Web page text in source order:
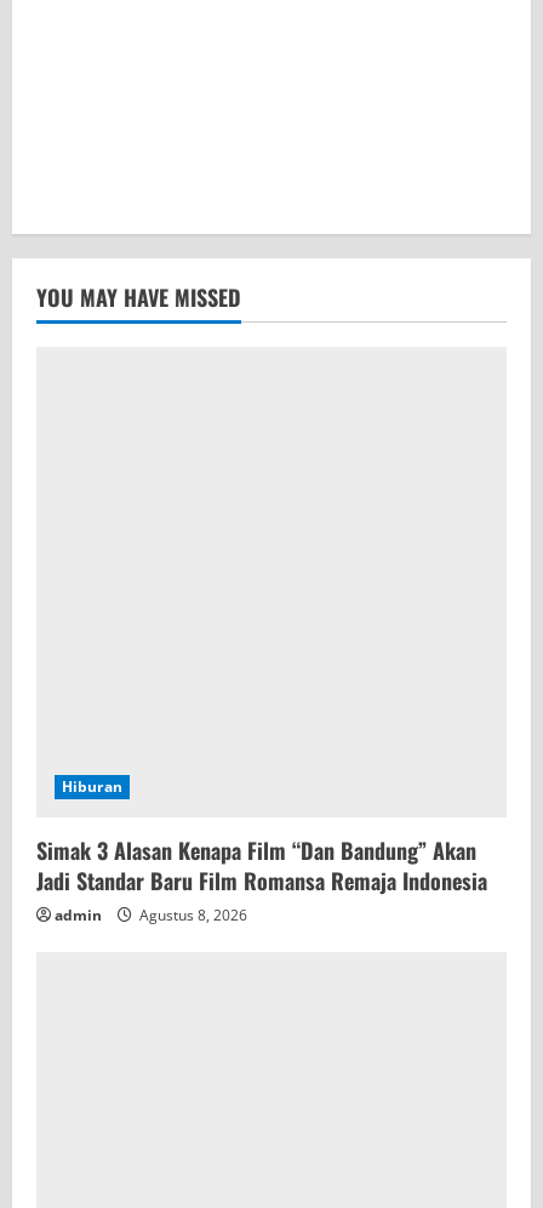
YOU MAY HAVE MISSED
Hiburan
Simak 3 Alasan Kenapa Film “Dan Bandung” Akan
Jadi Standar Baru Film Romansa Remaja Indonesia
admin Agustus 8, 2026